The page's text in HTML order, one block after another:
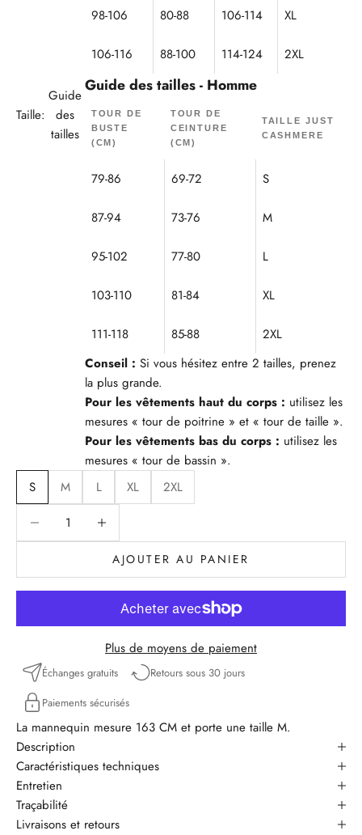
Taille:
Guide
des
tailles
98-106 80-88 106-114 XL
106-116 88-100 114-124 2XL
Guide des tailles - Homme
TOUR DE
BUSTE
(CM)
TOUR DE
CEINTURE
(CM)
TAILLE JUST
CASHMERE
79-86 69-72 S
87-94 73-76 M
95-102 77-80 L
103-110 81-84 XL
111-118 85-88
2XL
Conseil : Si vous hésitez entre 2 tailles, prenez
la plus grande.
Pour les vêtements haut du corps : utilisez les
mesures « tour de poitrine » et « tour de taille ».
Pour les vêtements bas du corps : utilisez les
mesures « tour de bassin ».
S
M L XL
2XL
Diminuer la quantitéDiminuer la quantité
AJOUTER AU PANIER
Plus de moyens de paiement
Échanges gratuits
Retours sous 30 jours
Paiements sécurisés
La mannequin mesure 163 CM et porte une taille M.
Description
Caractéristiques techniques
Entretien
Traçabilité
Livraisons et retours